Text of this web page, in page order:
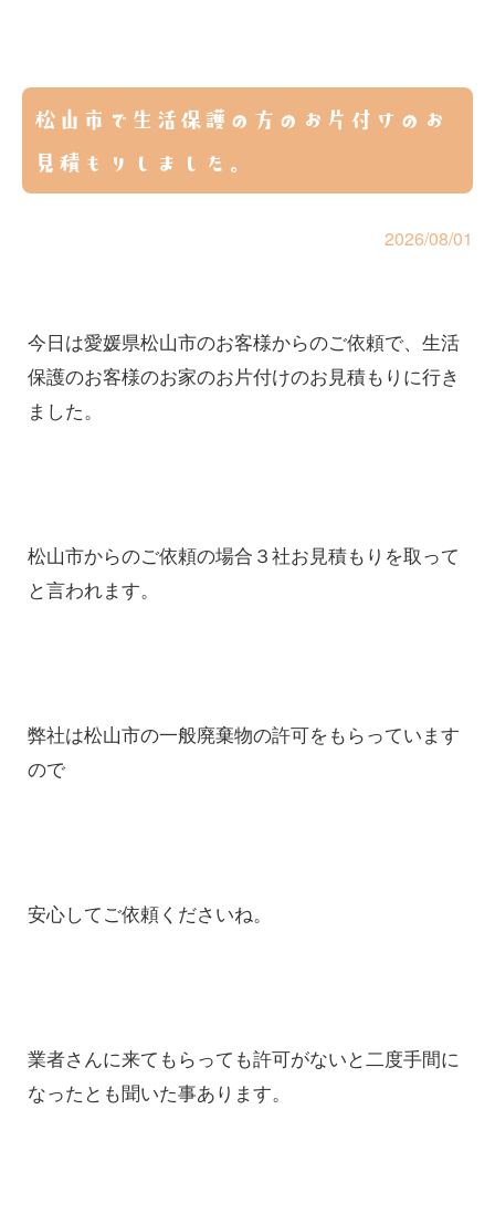
松山市で生活保護の方のお片付けのお
見積もりしました。
2026/08/01
今日は愛媛県松山市のお客様からのご依頼で、生活
保護のお客様のお家のお片付けのお見積もりに行き
ました。
松山市からのご依頼の場合３社お見積もりを取って
と言われます。
弊社は松山市の一般廃棄物の許可をもらっています
ので
安心してご依頼くださいね。
業者さんに来てもらっても許可がないと二度手間に
なったとも聞いた事あります。